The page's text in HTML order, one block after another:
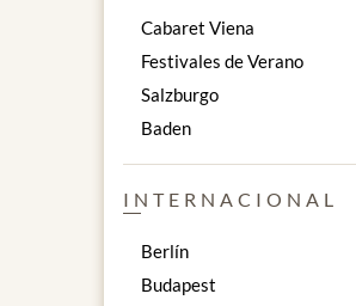
Cabaret Viena
Festivales de Verano
Salzburgo
Baden
INTERNACIONAL
Berlín
Budapest